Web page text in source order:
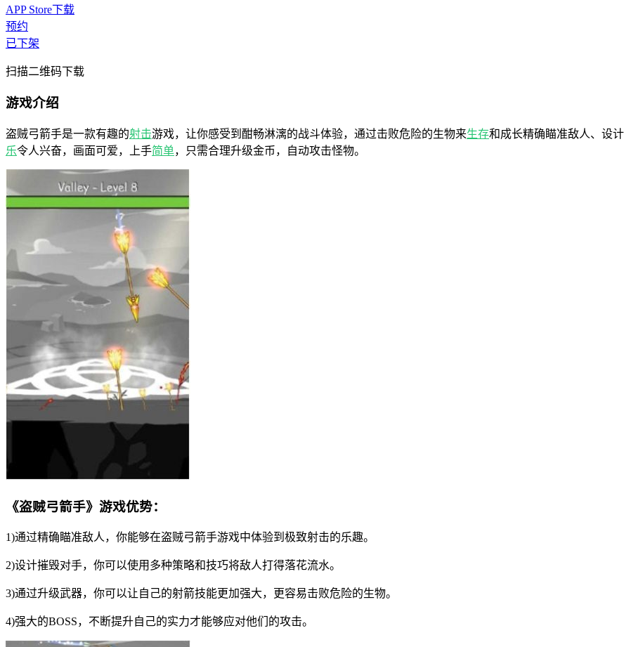
APP Store下载
预约
已下架
扫描二维码下载
游戏介绍
盗贼弓箭手是一款有趣的射击游戏，让你感受到酣畅淋漓的战斗体验，通过击败危险的生物来生存和成长精确瞄准敌人、设
乐令人兴奋，画面可爱，上手简单，只需合理升级金币，自动攻击怪物。
《盗贼弓箭手》游戏优势：
1)通过精确瞄准敌人，你能够在盗贼弓箭手游戏中体验到极致射击的乐趣。
2)设计摧毁对手，你可以使用多种策略和技巧将敌人打得落花流水。
3)通过升级武器，你可以让自己的射箭技能更加强大，更容易击败危险的生物。
4)强大的BOSS，不断提升自己的实力才能够应对他们的攻击。